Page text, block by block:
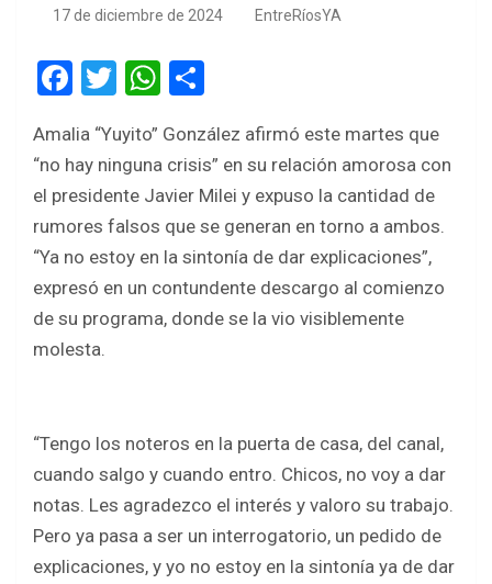
17 de diciembre de 2024 EntreRíosYA
F
ce
b
o
o
k
T
tt
er
W
at
s
A
p
p
ar
e
Amalia “Yuyito” González afirmó este martes que
“no hay ninguna crisis” en su relación amorosa con
el presidente Javier Milei y expuso la cantidad de
rumores falsos que se generan en torno a ambos.
“Ya no estoy en la sintonía de dar explicaciones”,
expresó en un contundente descargo al comienzo
de su programa, donde se la vio visiblemente
molesta.
“Tengo los noteros en la puerta de casa, del canal,
cuando salgo y cuando entro. Chicos, no voy a dar
notas. Les agradezco el interés y valoro su trabajo.
Pero ya pasa a ser un interrogatorio, un pedido de
explicaciones, y yo no estoy en la sintonía ya de dar